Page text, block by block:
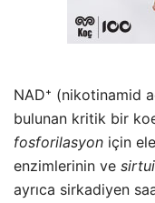
NAD⁺ (nikotinamid
bulunan kritik bir
fosforilasyon için
enzimlerinin ve
ayrıca sirkadiyen